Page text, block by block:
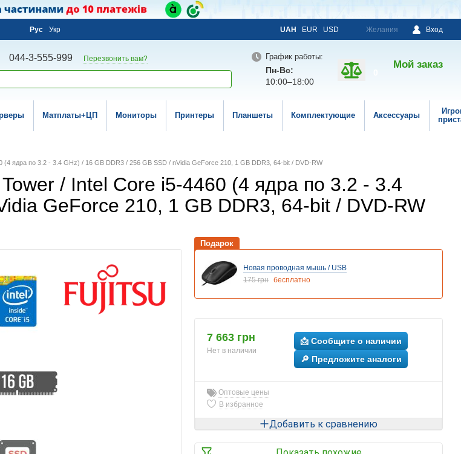
Рус Укр UAH EUR USD Желания Вход
044-3-555-999 Перезвонить вам? График работы:
Пн-Вс:
10:00–18:00
Мой заказ
Матплаты+ЦП Мониторы Принтеры Планшеты Комплектующие Аксессуары
ядра по 3.2 - 3.4 GHz) / 16 GB DDR3 / 256 GB SSD / nVidia GeForce 210, 1 GB DDR3, 64-bit / DVD-RW
/ Intel Core i5-4460 (4 ядра по 3.2 - 3.4
GeForce 210, 1 GB DDR3, 64-bit / DVD-RW
Подарок
Новая проводная мышь / USB
175 грн бесплатно
7 663 грн
Нет в наличии
📩 Сообщите о наличии
🔎 Предложите аналоги
Оптовые цены
В избранное
Добавить к сравнению